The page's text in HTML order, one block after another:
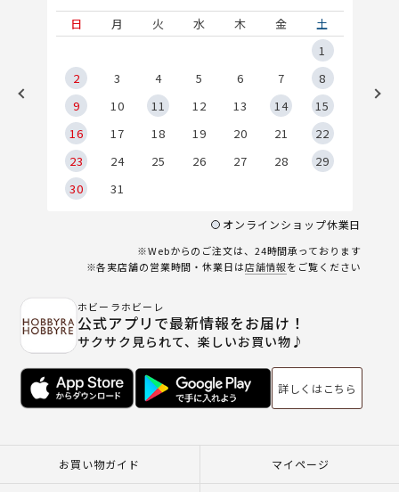
日
月 火 水 木 金
土
1
2
3 4 5 6 7
8
9
10 11 12 13 14
15
16
17 18 19 20 21
22
23
24 25 26 27 28
29
30
31
オンラインショップ休業日
※Webからのご注文は、24時間承っております
※各実店舗の営業時間・休業日は店舗情報をご覧ください
ホビーラホビーレ
公式アプリで最新情報をお届け！
サクサク見られて、楽しいお買い物♪
詳しくはこちら
お買い物ガイド マイページ